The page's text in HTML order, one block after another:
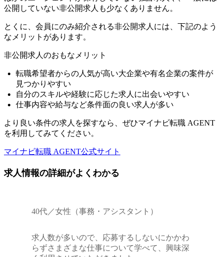
公開していない非公開求人も少なくありません。
とくに、会員にのみ紹介される非公開求人には、下記のよう
なメリットがあります。
非公開求人のおもなメリット
転職希望者からの人気が高い大企業や有名企業の案件が
見つかりやすい
⾃分のスキルや経験に応じた求⼈に出会いやすい
仕事内容や給与など条件面の良い求人が多い
より良い条件の求人を探すなら、ぜひマイナビ転職 AGENT
を利用してみてください。
マイナビ転職 AGENT公式サイト
求人情報の詳細がよくわかる
40代／女性（事務・アシスタント）
求人数が多いので、応募するしないにかかわ
らずさまざまな仕事について学べて、興味深